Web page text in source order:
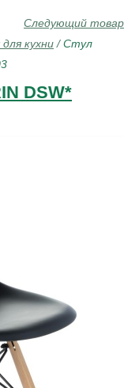
Следующий товар
кухни /Стул
DSW*